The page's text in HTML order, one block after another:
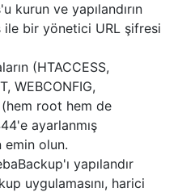
kurun ve yapılandırın
ile bir yönetici URL şifresi
(HTACCESS,
WEBCONFIG,
(hem root hem de
ayarlanmış
emin olun.
yapılandır
uygulamasını, harici